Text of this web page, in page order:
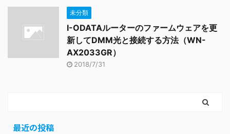
未分類
I-ODATAルーターのファームウェアを更
新してDMM光と接続する方法（WN-
AX2033GR）
2018/7/31
最近の投稿